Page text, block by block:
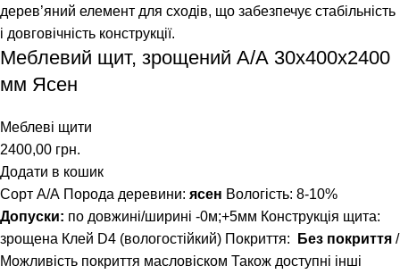
Меблевий щит, зрощений A/А 30х400х2400
мм Ясен
Меблеві щити
2400,00 грн.
Додати в кошик
Сорт А/А Порода деревини: ясен Вологість: 8-10%
Допуски: по довжині/ширині -0м;+5мм Конструкція щита:
зрощена Клей D4 (вологостійкий) Покриття:
Без покриття /
Можливість покриття масловіском Також доступні інші